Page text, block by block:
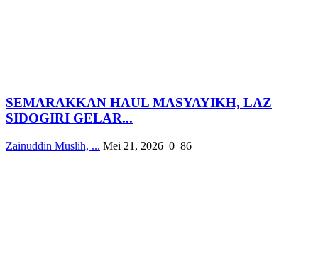
SEMARAKKAN HAUL MASYAYIKH, LAZ
SIDOGIRI GELAR...
Zainuddin Muslih, ... Mei 21, 2026 0 86